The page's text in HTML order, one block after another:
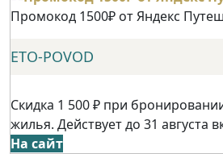
Промокод 1500₽ от Яндекс
ETO-POVOD
Скидка 1 500 ₽ при
жилья. Действует до 31 августа
На сайт